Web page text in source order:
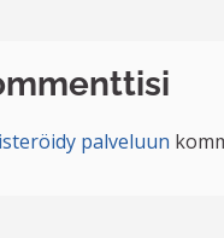
palveluun